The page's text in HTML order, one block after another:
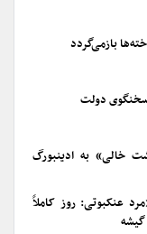
بازمی‌گردد
سخنگوی دولت
خالی» به ادینبورگ
عنکبوتی: روز کاملاً